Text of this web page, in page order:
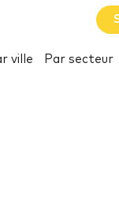
ville Par secteur